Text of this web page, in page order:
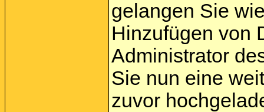
gelangen Sie
Hinzufügen von
Administrator
Sie nun eine
zuvor